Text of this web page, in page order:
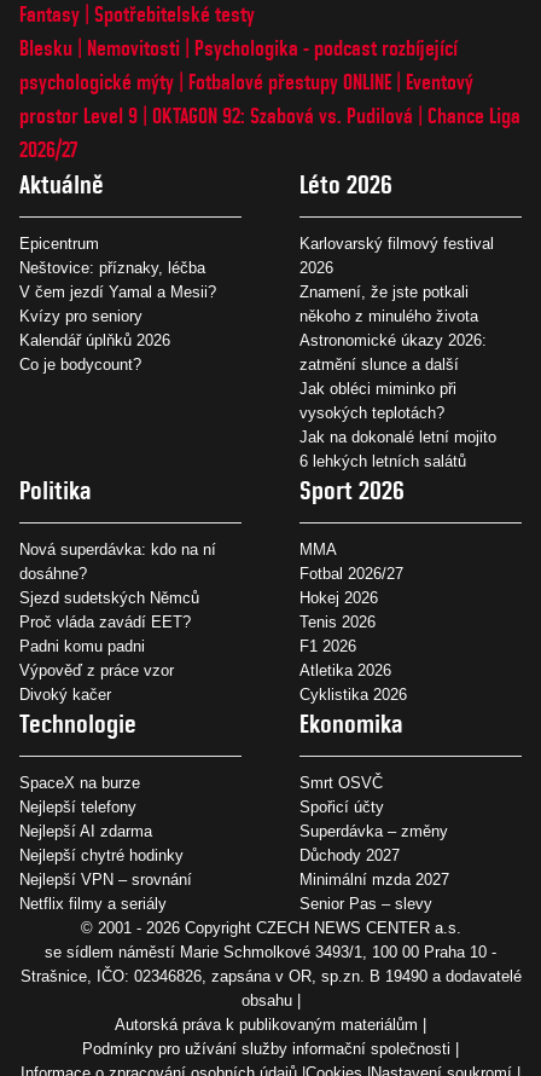
Fantasy Spotřebitelské testy
Blesku
Nemovitosti
Psychologika - podcast rozbíjející
psychologické mýty
Fotbalové přestupy ONLINE
Eventový
prostor Level 9 OKTAGON 92: Szabová vs. Pudilová
Chance Liga
2026/27
Aktuálně
Epicentrum
Neštovice: příznaky, léčba
V čem jezdí Yamal a Mesii?
Kvízy pro seniory
Kalendář úplňků 2026
Co je bodycount?
Léto 2026
Karlovarský filmový festival
2026
Znamení, že jste potkali
někoho z minulého života
Astronomické úkazy 2026:
zatmění slunce a další
Jak obléci miminko při
vysokých teplotách?
Jak na dokonalé letní mojito
6 lehkých letních salátů
Politika
Nová superdávka: kdo na ní
dosáhne?
Sjezd sudetských Němců
Proč vláda zavádí EET?
Padni komu padni
Výpověď z práce vzor
Divoký kačer
Sport 2026
MMA
Fotbal 2026/27
Hokej 2026
Tenis 2026
F1 2026
Atletika 2026
Cyklistika 2026
Technologie
SpaceX na burze
Nejlepší telefony
Nejlepší AI zdarma
Nejlepší chytré hodinky
Nejlepší VPN – srovnání
Netflix filmy a seriály
Ekonomika
Smrt OSVČ
Spořicí účty
Superdávka – změny
Důchody 2027
Minimální mzda 2027
Senior Pas – slevy
© 2001 - 2026 Copyright CZECH NEWS CENTER a.s.
se sídlem náměstí Marie Schmolkové 3493/1, 100 00 Praha 10 -
Strašnice, IČO: 02346826, zapsána v OR, sp.zn. B 19490 a dodavatelé
obsahu
Autorská práva k publikovaným materiálům
Podmínky pro užívání služby informační společnosti